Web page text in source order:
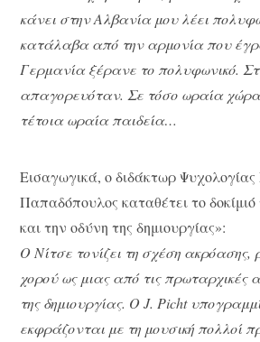
κάνει στην Αλβανία μου λέει
κατάλαβα από την αρμονία που
Γερμανία ξέρανε το πολυφωνικό.
απαγορευόταν. Σε τόσο ωραία
τέτοια ωραία παιδεία…
Εισαγωγικά, ο διδάκτωρ
Παπαδόπουλος καταθέτει το δοκίμιό
και την οδύνη της δημιουργίας»:
Ο Νίτσε τονίζει τη σχέση ακρόασης,
χορού ως μιας από τις πρωταρχικές
της δημιουργίας. O J. Picht
εκφράζονται με τη μουσική πολλοί